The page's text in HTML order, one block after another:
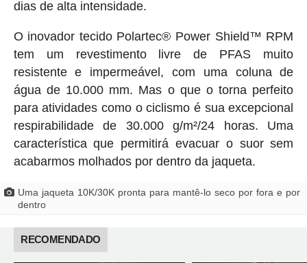
dias de alta intensidade.
O inovador tecido Polartec® Power Shield™ RPM
tem um revestimento livre de PFAS muito
resistente e impermeável, com uma coluna de
água de 10.000 mm. Mas o que o torna perfeito
para atividades como o ciclismo é sua excepcional
respirabilidade de 30.000 g/m²/24 horas. Uma
característica que permitirá evacuar o suor sem
acabarmos molhados por dentro da jaqueta.
Uma jaqueta 10K/30K pronta para mantê-lo seco por fora e por
dentro
RECOMENDADO